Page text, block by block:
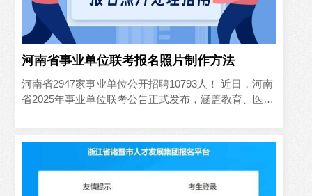
河南省事业单位联考报名照片制作方法‌
河南省2947家事业单位公开招聘10793人！‌ 近日，河南
省2025年事业单位联考公告正式发布，涵盖教育、医